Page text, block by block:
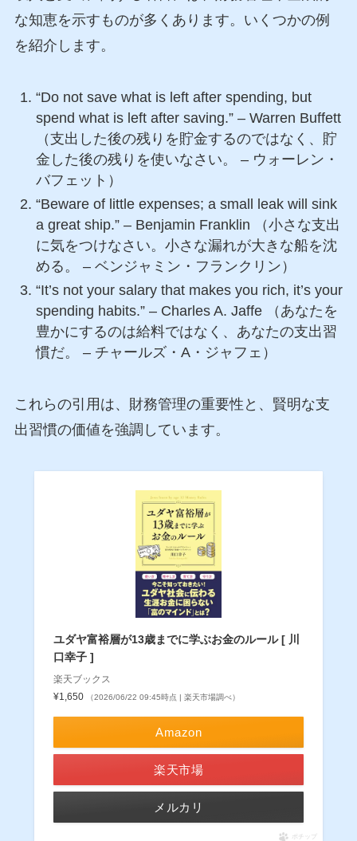
な知恵を示すものが多くあります。いくつかの例
を紹介します。
“Do not save what is left after spending, but
spend what is left after saving.” – Warren Buffett
（支出した後の残りを貯金するのではなく、貯
金した後の残りを使いなさい。 – ウォーレン・
バフェット）
“Beware of little expenses; a small leak will sink
a great ship.” – Benjamin Franklin （小さな支出
に気をつけなさい。小さな漏れが大きな船を沈
める。 – ベンジャミン・フランクリン）
“It’s not your salary that makes you rich, it’s your
spending habits.” – Charles A. Jaffe （あなたを
豊かにするのは給料ではなく、あなたの支出習
慣だ。 – チャールズ・A・ジャフェ）
これらの引用は、財務管理の重要性と、賢明な支
出習慣の価値を強調しています。
ユダヤ富裕層が13歳までに学ぶお金のルール [ 川
口幸子 ]
楽天ブックス
¥1,650
（2026/06/22 09:45時点 | 楽天市場調べ）
Amazon
楽天市場
メルカリ
ポチップ